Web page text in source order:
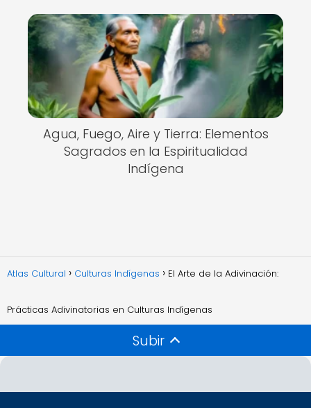
Agua, Fuego, Aire y Tierra: Elementos
Sagrados en la Espiritualidad
Indígena
Atlas Cultural Culturas Indígenas El Arte de la Adivinación:
Prácticas Adivinatorias en Culturas Indígenas
Subir